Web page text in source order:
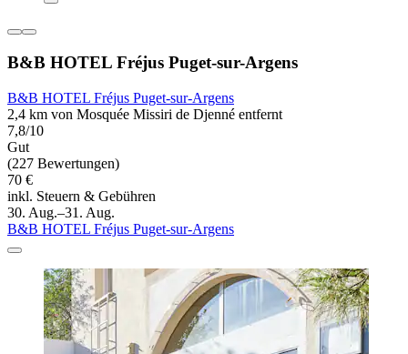
B&B HOTEL Fréjus Puget-sur-Argens
B&B HOTEL Fréjus Puget-sur-Argens
2,4 km von Mosquée Missiri de Djenné entfernt
7,8/10
Gut
(227 Bewertungen)
70 €
inkl. Steuern & Gebühren
30. Aug.–31. Aug.
B&B HOTEL Fréjus Puget-sur-Argens